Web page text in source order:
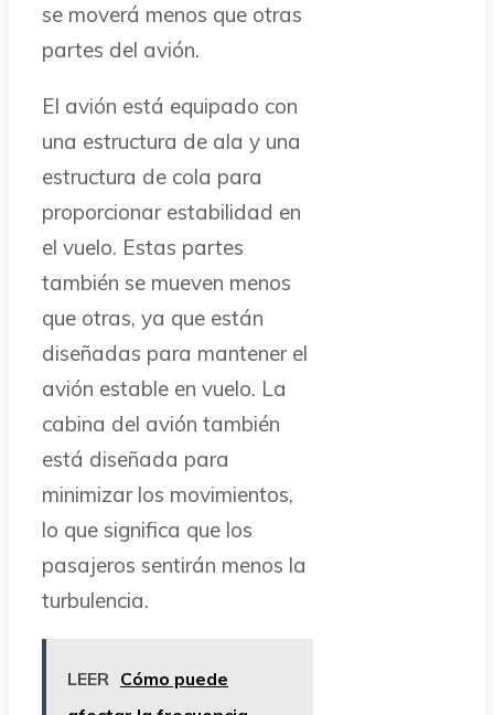
se moverá menos que otras
partes del avión.
El avión está equipado con
una estructura de ala y una
estructura de cola para
proporcionar estabilidad en
el vuelo. Estas partes
también se mueven menos
que otras, ya que están
diseñadas para mantener el
avión estable en vuelo. La
cabina del avión también
está diseñada para
minimizar los movimientos,
lo que significa que los
pasajeros sentirán menos la
turbulencia.
LEER Cómo puede